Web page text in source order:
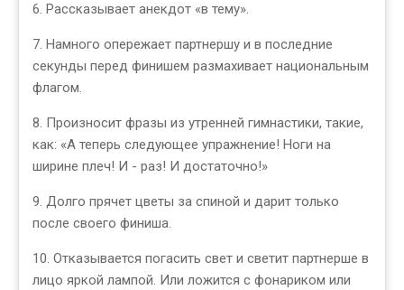
6. Рассказывает анекдот «в тему».
7. Намного опережает партнершу и в последние
секунды перед финишем размахивает национальным
флагом.
8. Произносит фразы из утренней гимнастики, такие,
как: «А теперь следующее упражнение! Ноги на
ширине плеч! И - раз! И достаточно!»
9. Долго прячет цветы за спиной и дарит только
после своего финиша.
10. Отказывается погасить свет и светит партнерше в
лицо яркой лампой. Или ложится с фонариком или